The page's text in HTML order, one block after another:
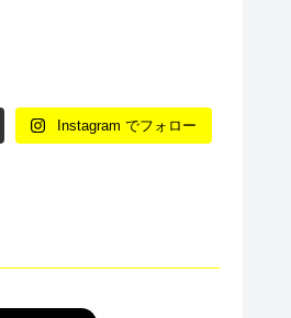
Instagram でフォロー